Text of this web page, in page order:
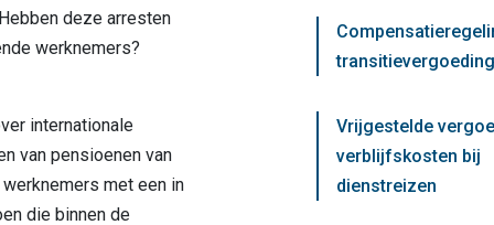
deze arresten
werknemers?
internationale
van pensioenen van
met een in
die binnen de
Vrijgestelde
verblijfskosten bij
dienstreizen